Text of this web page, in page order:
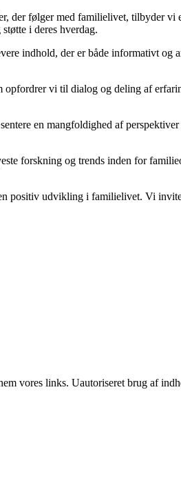
der følger med familielivet, tilbyder vi
i deres hverdag.
indhold, der er både informativt og
vi til dialog og deling af
en mangfoldighed af
forskning og trends inden for
positiv udvikling i familielivet. Vi
vores links. Uautoriseret brug af